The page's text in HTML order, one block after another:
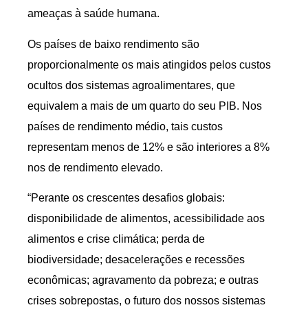
ameaças à saúde humana.
Os países de baixo rendimento são
proporcionalmente os mais atingidos pelos custos
ocultos dos sistemas agroalimentares, que
equivalem a mais de um quarto do seu PIB. Nos
países de rendimento médio, tais custos
representam menos de 12% e são interiores a 8%
nos de rendimento elevado.
“Perante os crescentes desafios globais:
disponibilidade de alimentos, acessibilidade aos
alimentos e crise climática; perda de
biodiversidade; desacelerações e recessões
econômicas; agravamento da pobreza; e outras
crises sobrepostas, o futuro dos nossos sistemas